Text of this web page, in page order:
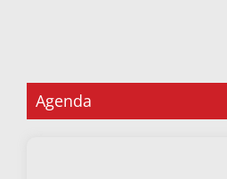
Agenda